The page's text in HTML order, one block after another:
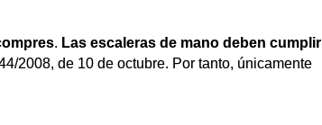
. Las escaleras de mano deben cumplir
2008, de 10 de octubre. Por tanto, únicamente